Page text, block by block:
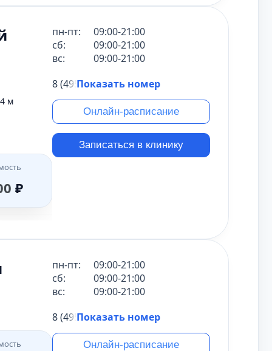
₽
₽
₽
м
₽
пн-пт:
09:00-21:00
сб:
09:00-21:00
вс:
09:00-21:00
8 (495) 431-69-47
Показать номер
Онлайн-расписание
Записаться в клинику
пн-пт:
09:00-21:00
сб:
09:00-21:00
вс:
09:00-21:00
8 (495) 431-69-47
Показать номер
Онлайн-расписание